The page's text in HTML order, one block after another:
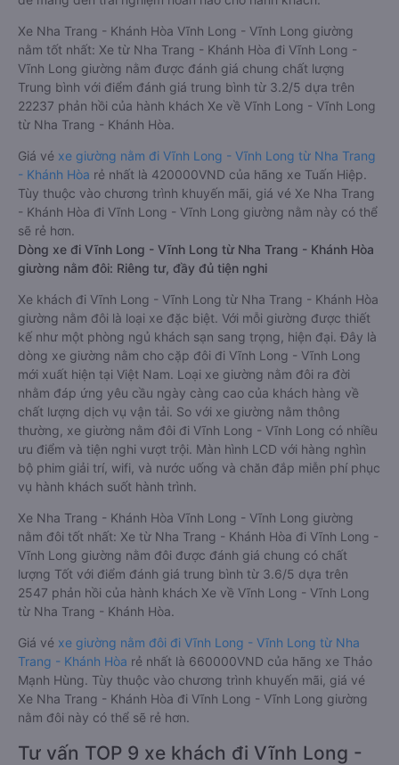
Xe Nha Trang - Khánh Hòa Vĩnh Long - Vĩnh Long giường
nằm tốt nhất: Xe từ Nha Trang - Khánh Hòa đi Vĩnh Long -
Vĩnh Long giường nằm được đánh giá chung chất lượng
Trung bình với điểm đánh giá trung bình từ 3.2/5 dựa trên
22237 phản hồi của hành khách Xe về Vĩnh Long - Vĩnh Long
từ Nha Trang - Khánh Hòa.
Giá vé xe giường nằm đi Vĩnh Long - Vĩnh Long từ Nha Trang
- Khánh Hòa rẻ nhất là 420000VND của hãng xe Tuấn Hiệp.
Tùy thuộc vào chương trình khuyến mãi, giá vé Xe Nha Trang
- Khánh Hòa đi Vĩnh Long - Vĩnh Long giường nằm này có thể
sẽ rẻ hơn.
Dòng xe đi Vĩnh Long - Vĩnh Long từ Nha Trang - Khánh Hòa
giường nằm đôi: Riêng tư, đầy đủ tiện nghi
Xe khách đi Vĩnh Long - Vĩnh Long từ Nha Trang - Khánh Hòa
giường nằm đôi là loại xe đặc biệt. Với mỗi giường được thiết
kế như một phòng ngủ khách sạn sang trọng, hiện đại. Đây là
dòng xe giường nằm cho cặp đôi đi Vĩnh Long - Vĩnh Long
mới xuất hiện tại Việt Nam. Loại xe giường nằm đôi ra đời
nhằm đáp ứng yêu cầu ngày càng cao của khách hàng về
chất lượng dịch vụ vận tải. So với xe giường nằm thông
thường, xe giường nằm đôi đi Vĩnh Long - Vĩnh Long có nhiều
ưu điểm và tiện nghi vượt trội. Màn hình LCD với hàng nghìn
bộ phim giải trí, wifi, và nước uống và chăn đắp miễn phí phục
vụ hành khách suốt hành trình.
Xe Nha Trang - Khánh Hòa Vĩnh Long - Vĩnh Long giường
nằm đôi tốt nhất: Xe từ Nha Trang - Khánh Hòa đi Vĩnh Long -
Vĩnh Long giường nằm đôi được đánh giá chung có chất
lượng Tốt với điểm đánh giá trung bình từ 3.6/5 dựa trên
2547 phản hồi của hành khách Xe về Vĩnh Long - Vĩnh Long
từ Nha Trang - Khánh Hòa.
Giá vé xe giường nằm đôi đi Vĩnh Long - Vĩnh Long từ Nha
Trang - Khánh Hòa rẻ nhất là 660000VND của hãng xe Thảo
Mạnh Hùng. Tùy thuộc vào chương trình khuyến mãi, giá vé
Xe Nha Trang - Khánh Hòa đi Vĩnh Long - Vĩnh Long giường
nằm đôi này có thể sẽ rẻ hơn.
Tư vấn TOP 9 xe khách đi Vĩnh Long -